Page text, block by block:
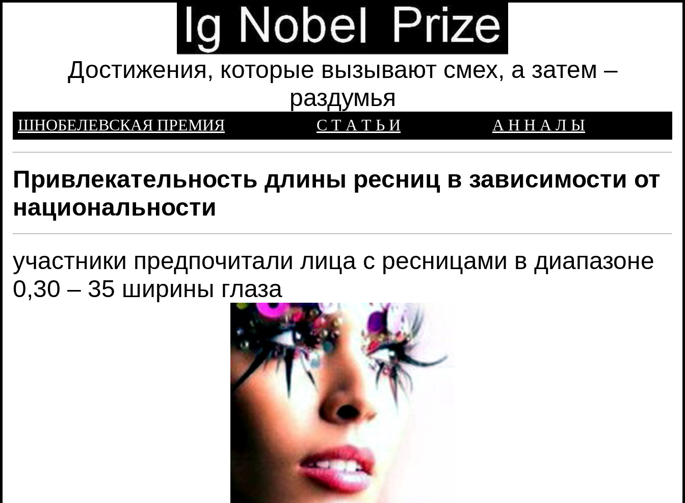
Достижения, которые вызывают смех, а затем –
раздумья
ШНОБЕЛЕВСКАЯ ПРЕМИЯ С Т А Т Ь И А Н Н А Л Ы
Привлекательность длины ресниц в зависимости от
национальности
участники предпочитали лица с ресницами в диапазоне
0,30 – 35 ширины глаза